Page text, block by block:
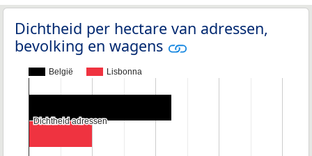
Dichtheid per hectare van adressen,
bevolking en wagens
België Lisbonna
Dichtheid adressen
Dichtheid adressen